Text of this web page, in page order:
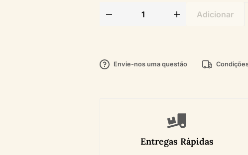
Adicionar
Envie-nos uma questão
Entregas Rápidas